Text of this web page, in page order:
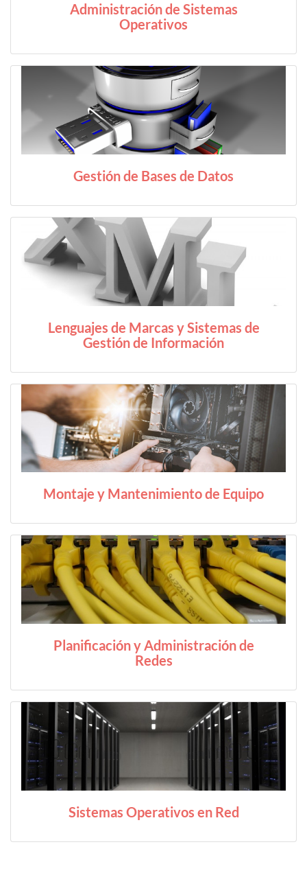
Administración de Sistemas
Operativos
Gestión de Bases de Datos
Lenguajes de Marcas y Sistemas de
Gestión de Información
Montaje y Mantenimiento de Equipo
Planificación y Administración de
Redes
Sistemas Operativos en Red